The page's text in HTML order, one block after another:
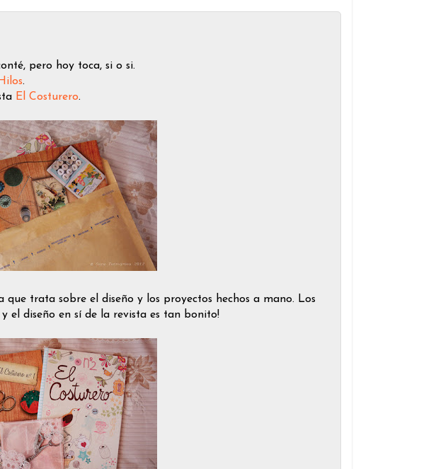
pero hoy toca, si o si.
.
El Costurero.
que trata sobre el diseño y los proyectos hechos a mano. Los
el diseño en sí de la revista es tan bonito!